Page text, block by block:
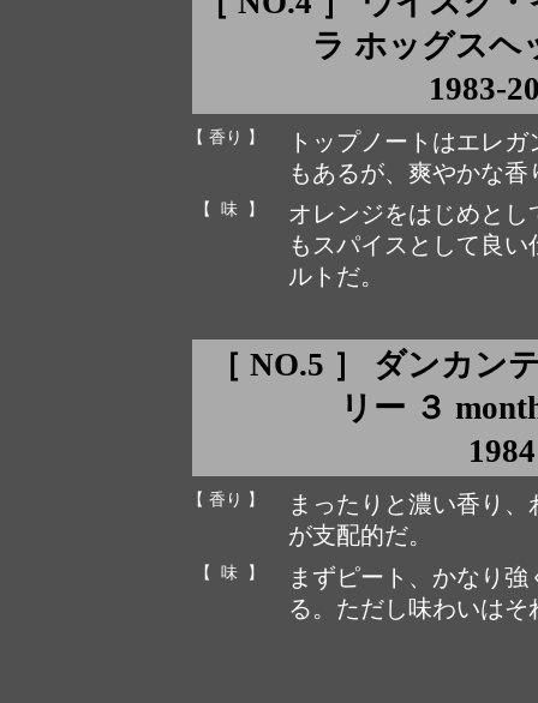
ラ ホッグスヘ
1983-
【 香り 】
トップノートはエレ
もあるが、爽やかな香
【 味 】
オレンジをはじめと
もスパイスとして良
ルトだ。
［ NO.5 ］ ダンカン
リー ３
【 香り 】
まったりと濃い香り
が支配的だ。
【 味 】
まずピート、かなり
る。ただし味わいは